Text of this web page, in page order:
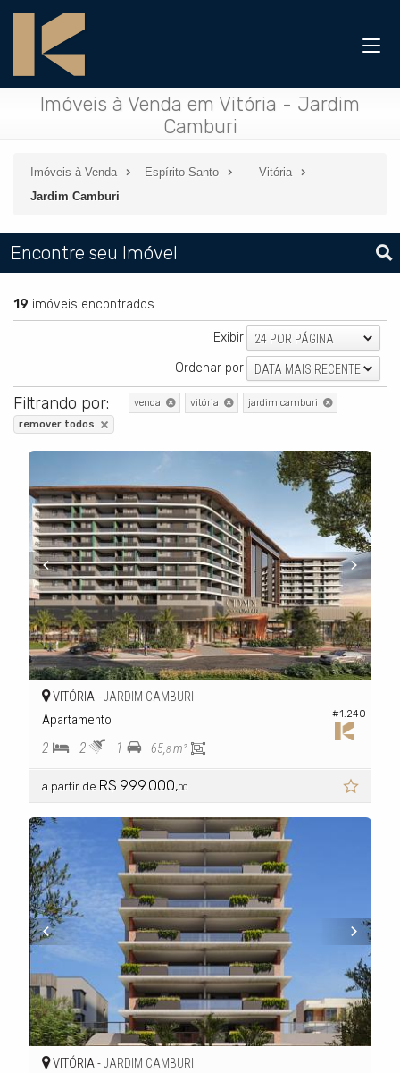
Imóveis à Venda em Vitória - Jardim
Camburi
Imóveis à Venda Espírito Santo
Vitória
Jardim Camburi
Encontre seu Imóvel
19 imóveis encontrados
Exibir 24 POR PÁGINA
Ordenar por DATA MAIS RECENTE
Filtrando por: venda vitória
jardim camburi
remover todos
#1.240
VITÓRIA -JARDIM CAMBURI
Apartamento
2 2 1 65,8 m²
a partir de R$ 999.000,00
VITÓRIA -JARDIM CAMBURI